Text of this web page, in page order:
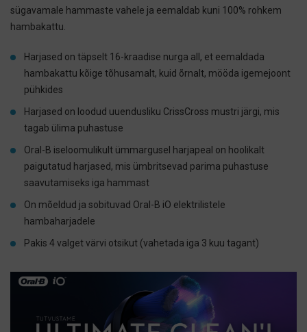
sügavamale hammaste vahele ja eemaldab kuni 100% rohkem
hambakattu.
Harjased on täpselt 16-kraadise nurga all, et eemaldada
hambakattu kõige tõhusamalt, kuid õrnalt, mööda igemejoont
pühkides
Harjased on loodud uuendusliku CrissCross mustri järgi, mis
tagab ülima puhastuse
Oral-B iseloomulikult ümmargusel harjapeal on hoolikalt
paigutatud harjased, mis ümbritsevad parima puhastuse
saavutamiseks iga hammast
On mõeldud ja sobituvad Oral-B iO elektrilistele
hambaharjadele
Pakis 4 valget värvi otsikut (vahetada iga 3 kuu tagant)